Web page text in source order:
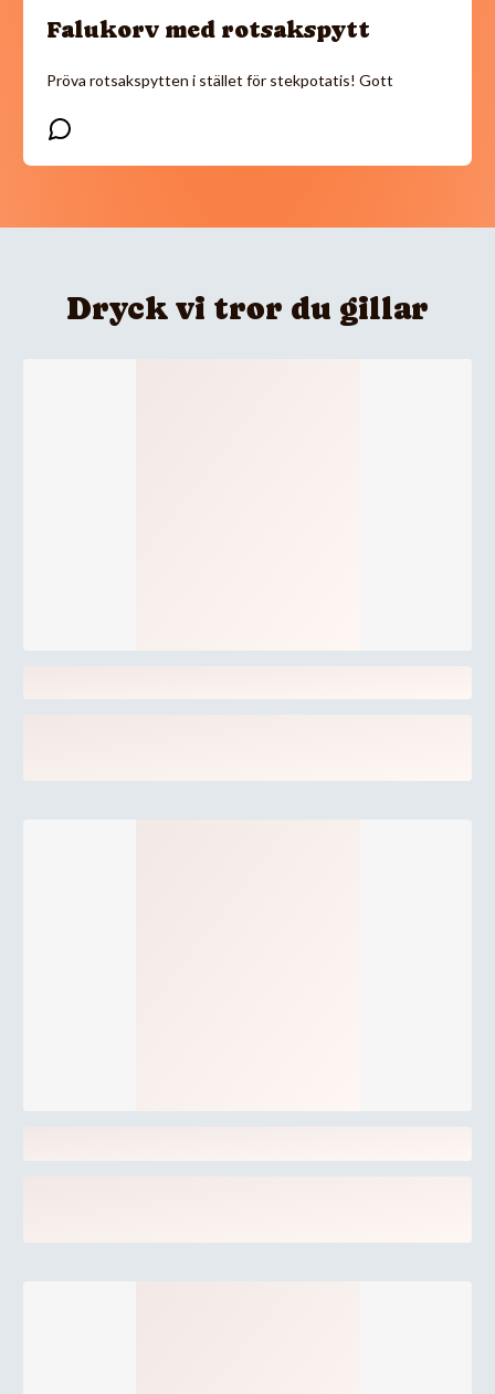
Falukorv med rotsakspytt
Pröva rotsakspytten i stället för stekpotatis! Gott
Dryck vi tror du gillar